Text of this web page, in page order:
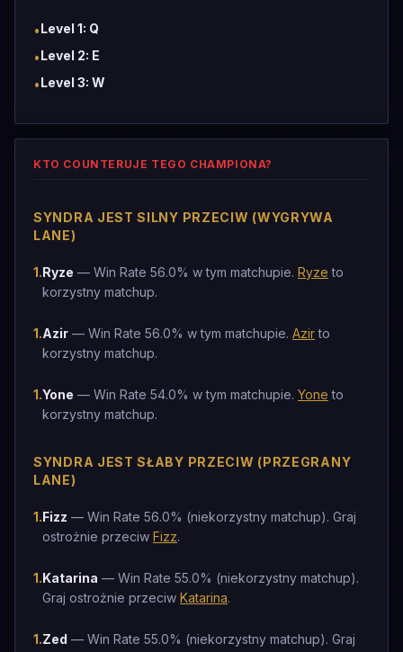
•Level 1: Q
•Level 2: E
•Level 3: W
KTO COUNTERUJE TEGO CHAMPIONA?
SYNDRA JEST SILNY PRZECIW (WYGRYWA
LANE)
1.Ryze — Win Rate 56.0% w tym matchupie. Ryze to
korzystny matchup.
1.Azir — Win Rate 56.0% w tym matchupie. Azirto
korzystny matchup.
1.Yone — Win Rate 54.0% w tym matchupie. Yone to
korzystny matchup.
SYNDRA JEST SŁABY PRZECIW (PRZEGRANY
LANE)
1.Fizz — Win Rate 56.0% (niekorzystny matchup). Graj
ostrożnie przeciw Fizz.
1.Katarina — Win Rate 55.0% (niekorzystny matchup).
Graj ostrożnie przeciw Katarina.
1.Zed — Win Rate 55.0% (niekorzystny matchup). Graj